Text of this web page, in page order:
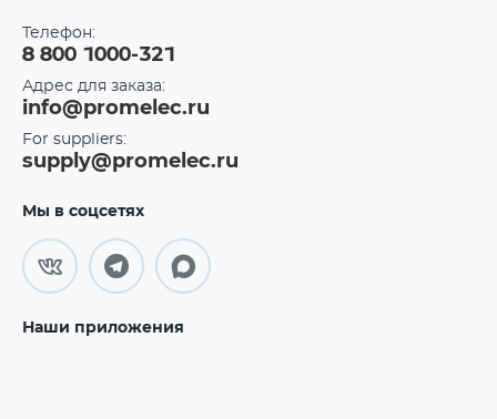
Телефон:
8 800 1000-321
Адрес для заказа:
info@promelec.ru
For suppliers:
supply@promelec.ru
Мы в соцсетях
Наши приложения